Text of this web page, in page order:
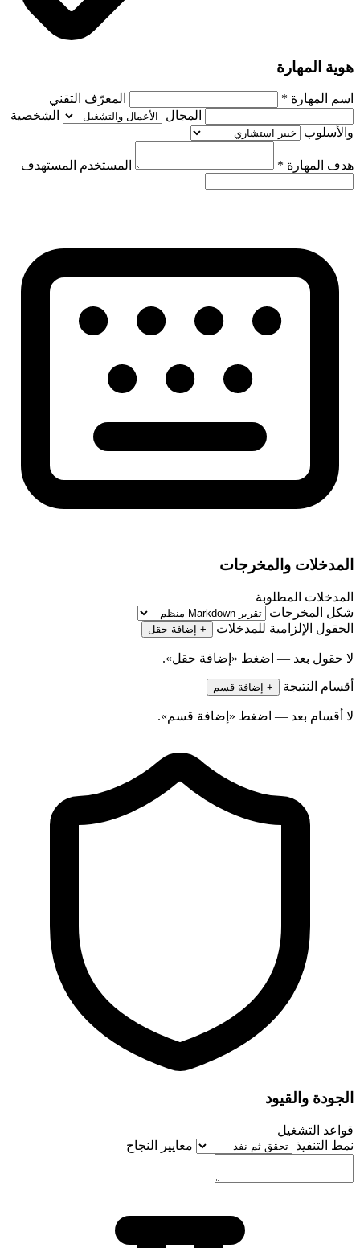
هوية المهارة
اسم المهارة *
المعرّف التقني
المجال
الشخصية
والأسلوب
هدف المهارة * المستخدم المستهدف
المدخلات والمخرجات
المدخلات المطلوبة
شكل المخرجات
الحقول الإلزامية للمدخلات
+ إضافة حقل
لا حقول بعد — اضغط «إضافة حقل».
أقسام النتيجة + إضافة قسم
لا أقسام بعد — اضغط «إضافة قسم».
الجودة والقيود
قواعد التشغيل
نمط التنفيذ
معايير النجاح